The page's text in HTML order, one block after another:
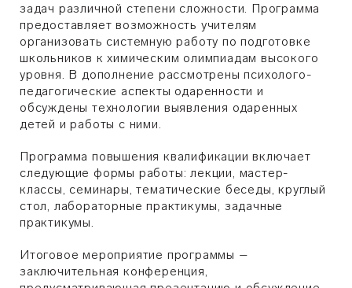
задач различной степени сложности. Программа
предоставляет возможность учителям
организовать системную работу по подготовке
школьников к химическим олимпиадам высокого
уровня. В дополнение рассмотрены психолого-
педагогические аспекты одаренности и
обсуждены технологии выявления одаренных
детей и работы с ними.
Программа повышения квалификации включает
следующие формы работы: лекции, мастер-
классы, семинары, тематические беседы, круглый
стол, лабораторные практикумы, задачные
практикумы.
Итоговое мероприятие программы –
заключительная конференция,